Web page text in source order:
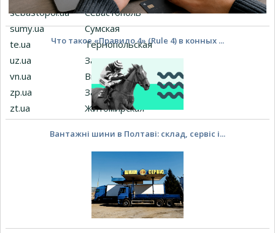
sebastopol.ua
Севастополь
sumy.ua
Сумская
te.ua
Тернопольская
uz.ua
Закарпатская
vn.ua
Винницкая
zp.ua
Запорожская
zt.ua
Житомирская
Что такое «Правило 4» (Rule 4) в конных ...
Вантажні шини в Полтаві: склад, сервіс і...